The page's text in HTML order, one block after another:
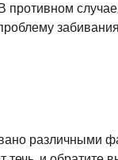
различными